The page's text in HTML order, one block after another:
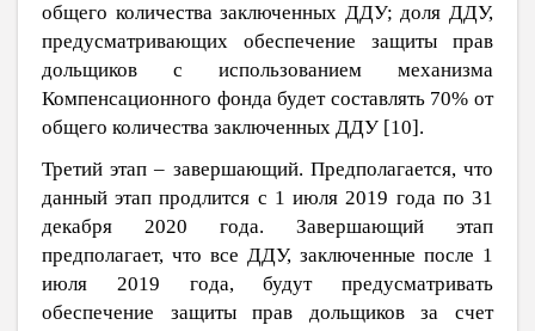
общего количества заключенных ДДУ; доля ДДУ,
предусматривающих обеспечение защиты прав
дольщиков с использованием механизма
Компенсационного фонда будет составлять 70% от
общего количества заключенных ДДУ [10].
Третий этап ‒ завершающий. Предполагается, что
данный этап продлится с 1 июля 2019 года по 31
декабря 2020 года. Завершающий этап
предполагает, что все ДДУ, заключенные после 1
июля 2019 года, будут предусматривать
обеспечение защиты прав дольщиков за счет